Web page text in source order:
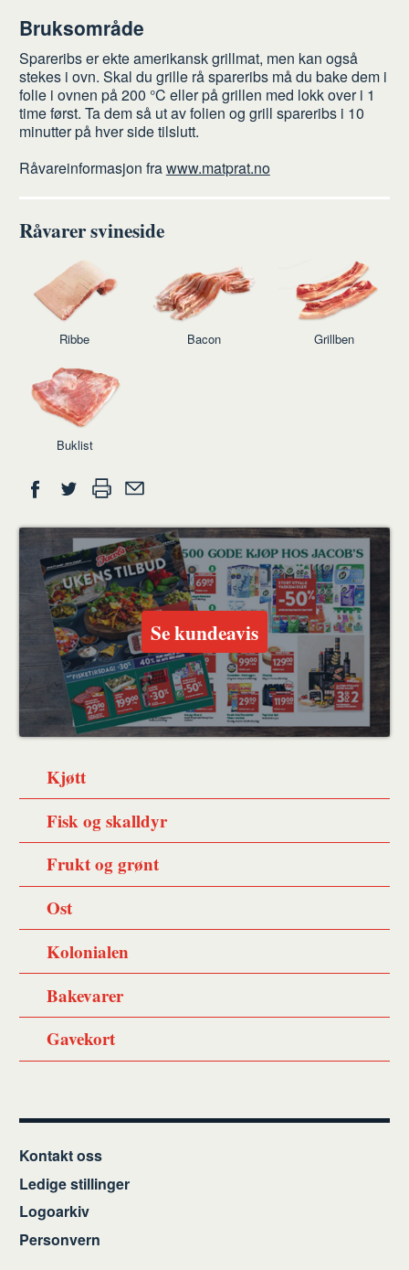
Bruksområde
Spareribs er ekte amerikansk grillmat, men kan også
stekes i ovn. Skal du grille rå spareribs må du bake dem i
folie i ovnen på 200 °C eller på grillen med lokk over i 1
time først. Ta dem så ut av folien og grill spareribs i 10
minutter på hver side tilslutt.
Råvareinformasjon frawww.matprat.no
Råvarer svineside
Ribbe Bacon Grillben
Buklist
Del
på
Facebook
på
Twitter
ut en
venn
Se kundeavis
Kjøtt
Fisk og skalldyr
Frukt og grønt
Ost
Kolonialen
Bakevarer
Gavekort
Kontakt oss
Ledige stillinger
Logoarkiv
Personvern